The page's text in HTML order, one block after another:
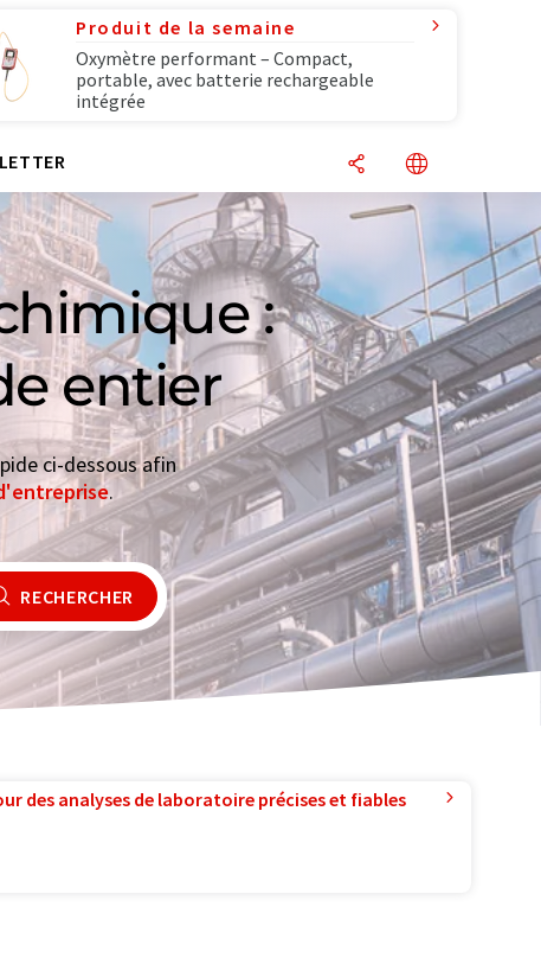
Produit de la semaine
Oxymètre performant – Compact,
portable, avec batterie rechargeable
intégrée
:
entier
ci-dessous afin
.
RECHERCHER
des analyses de laboratoire précises et fiables